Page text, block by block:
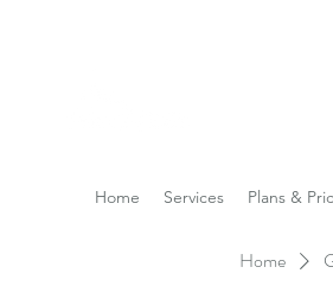
Home Services Plans &
Home